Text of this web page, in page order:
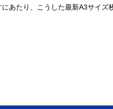
あたり、こうした最新A3サイズ